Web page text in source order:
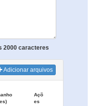
2000 caracteres
Adicionar arquivos
Açõ
es